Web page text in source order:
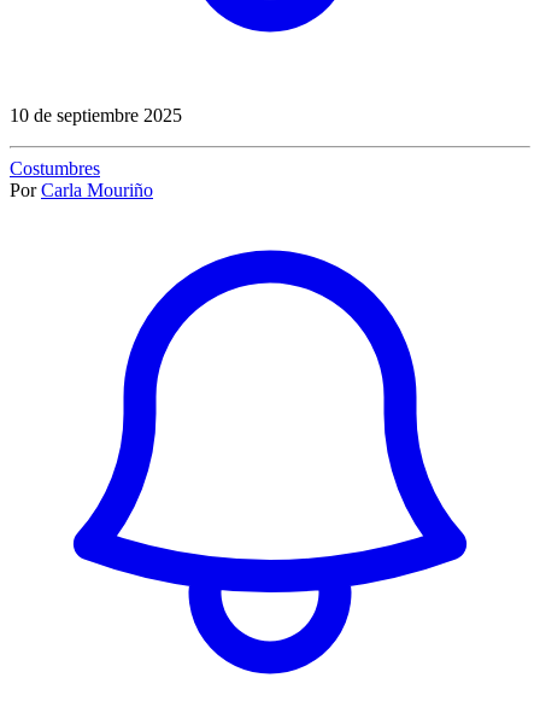
10 de septiembre 2025
Costumbres
Por Carla Mouriño